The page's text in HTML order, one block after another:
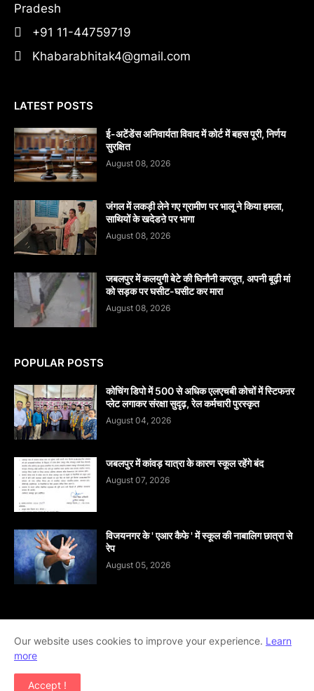
Pradesh
+91 11-44759719
Khabarabhitak4@gmail.com
LATEST POSTS
​ई-अटेंडेंस अनिवार्यता विवाद में कोर्ट में बहस पूरी, निर्णय
सुरक्षित
August 08, 2026
जंगल में लकड़ी लेने गए ग्रामीण पर भालू ने किया हमला,
साथियों के खदेडऩे पर भागा
August 08, 2026
जबलपुर में कलयुगी बेटे की घिनौनी करतूत, अपनी बूढ़ी मां
को सड़क पर घसीट-घसीट कर मारा
August 08, 2026
POPULAR POSTS
कोचिंग डिपो में 500 से अधिक एलएचबी कोचों में स्टिफऩर
प्लेट लगाकर संरक्षा सुदृढ़, रेल कर्मचारी पुरस्कृत
August 04, 2026
जबलपुर में कांवड़ यात्रा के कारण स्कूल रहेंगे बंद
August 07, 2026
विजयनगर के ' एआर कैफे ' में स्कूल की नाबालिग छात्रा से
रेप
August 05, 2026
Home About contact-us
Disclaimer
Our website uses cookies to improve your experience. Learn
more
Accept !